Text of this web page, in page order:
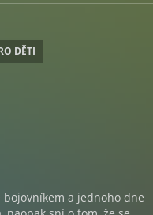
DĚTI
a jednoho dne